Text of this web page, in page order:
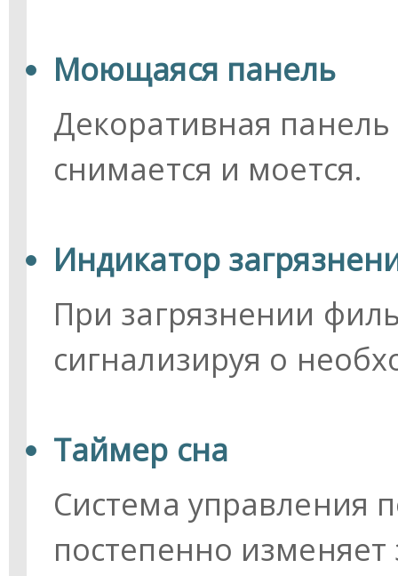
Моющаяся панель
Декоративная панель
снимается и моется.
Индикатор
При загрязнении
сигнализируя о
Таймер сна
Система управления
постепенно